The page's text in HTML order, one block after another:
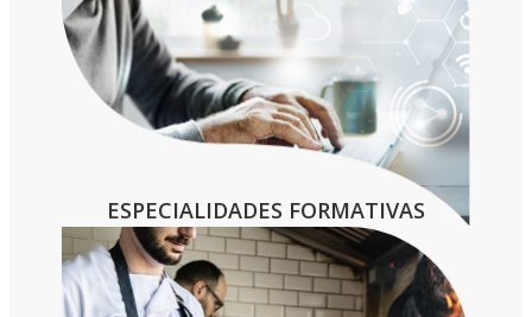
– Certificado de profesionalidad de nivel 2
– Título de Técnico (FP Grado medio) o
equivalente
ESPECIALIDADES FORMATIVAS